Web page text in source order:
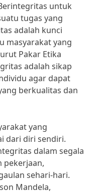
untuk
tugas yang
adalah kunci
masyarakat yang
Pakar Etika
adalah sikap
agar dapat
berkualitas dan
yang
dari diri sendiri.
dalam segala
pekerjaan,
sehari-hari.
Mandela,